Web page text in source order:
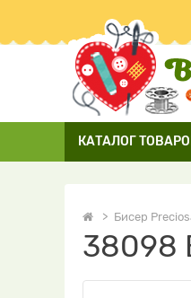
КАТАЛОГ
Бисер
38098